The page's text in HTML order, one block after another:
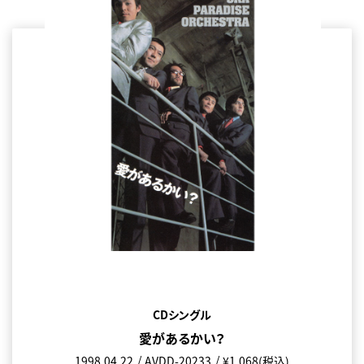
CDシングル
愛があるかい？
1998.04.22 AVDD-20233 ¥1,068(税込)